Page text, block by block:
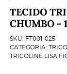
TECIDO
CHUMBO -
SKU: FT001-025
CATEGORIA:
TRICOLINE LISA